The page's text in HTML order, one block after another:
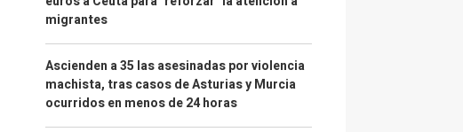
migrantes
Ascienden a 35 las asesinadas por violencia
machista, tras casos de Asturias y Murcia
ocurridos en menos de 24 horas